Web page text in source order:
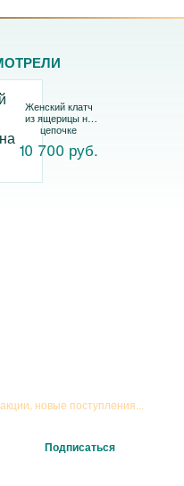
Женский клатч
из ящерицы на
цепочке
10 700 руб.
новые поступления...